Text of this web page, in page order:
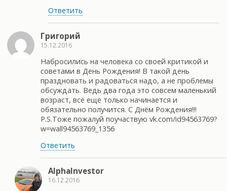
Ответить
Григорий
15.12.2016
Набросились на человека со своей критикой и
советами в День Рождения! В такой день
праздновать и радоваться надо, а не проблемы
обсуждать. Ведь два года это совсем маленький
возраст, всё ещё только начинается и
обязательно получится. С Днём Рождения!!!
P.S.Тоже пожалуй поучаствую vk.com/id94563769?
w=wall94563769_1356
Ответить
AlphaInvestor
16.12.2016